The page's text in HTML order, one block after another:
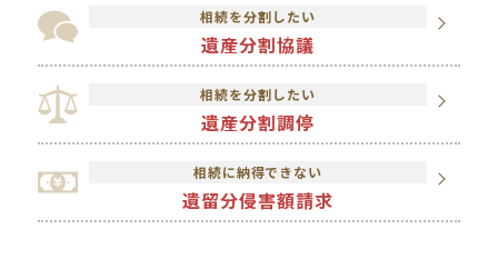
相続を分割したい
遺産分割協議
相続を分割したい
遺産分割調停
相続に納得できない
遺留分侵害額請求